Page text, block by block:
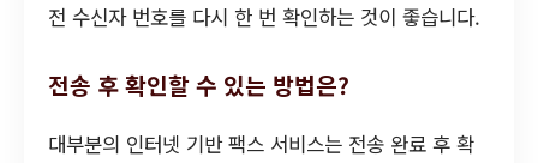
전 수신자 번호를 다시 한 번 확인하는 것이 좋습니다.
전송 후 확인할 수 있는 방법은?
대부분의 인터넷 기반 팩스 서비스는 전송 완료 후 확